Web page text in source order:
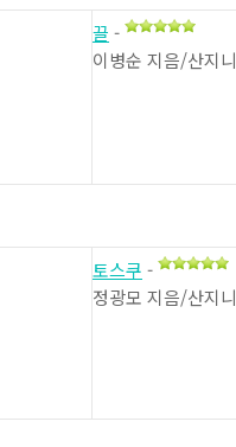
끌 -
이병순 지음/산지니
토스쿠 -
정광모 지음/산지니